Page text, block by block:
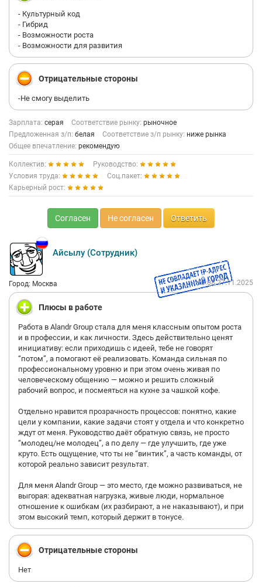
- Культурный код
- Гибрид
- Возможности роста
- Возможности для развития
Отрицательные стороны
-Не смогу выделить
Зарплата: серая Соответствие рынку: рыночное
Предложенная з/п: белая Соответствие з/п рынку: ниже рынка
Общее впечатление: рекомендую
Коллектив:
Руководство:
Условия труда:
Соц.пакет:
Карьерный рост:
Согласен Не согласен Ответить
Айсылу (Сотрудник)
Город: Москва 10:08 27.11.2025
Плюсы в работе
Работа в Alandr Group стала для меня классным опытом роста
и в профессии, и как личности. Здесь действительно ценят
инициативу: если приходишь с идеей, тебе не говорят
“потом”, а помогают её реализовать. Команда сильная по
профессиональному уровню и при этом очень живая по
человеческому общению — можно и решить сложный
рабочий вопрос, и посмеяться на кухне за чашкой кофе.
Отдельно нравится прозрачность процессов: понятно, какие
цели у компании, какие задачи стоят у отдела и что конкретно
ждут от меня. Руководство даёт обратную связь, не просто
“молодец/не молодец”, а по делу — где улучшить, где уже
круто. Есть ощущение, что ты не “винтик”, а часть команды, от
которой реально зависит результат.
Для меня Alandr Group — это место, где можно развиваться, не
выгорая: адекватная нагрузка, живые люди, нормальное
отношение к ошибкам (их разбирают, а не наказывают), и при
этом высокий темп, который держит в тонусе.
Отрицательные стороны
Нет